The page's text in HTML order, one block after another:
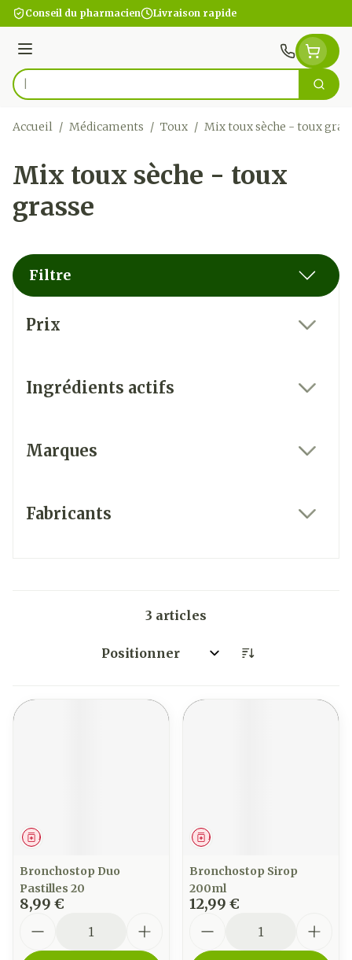
Aller au contenu
Conseil du pharmacien Livraison rapide
Menu
Rechercher
Accueil / Médicaments / Toux / Mix toux sèche - toux
Mix toux sèche - toux
grasse
Filtre
Prix
Ingrédients actifs
Marques
Fabricants
3 articles
Trier par:
Médicament
Bronchostop Duo
Pastilles 20
8,99 €
Médicament
Bronchostop Sirop
200ml
12,99 €